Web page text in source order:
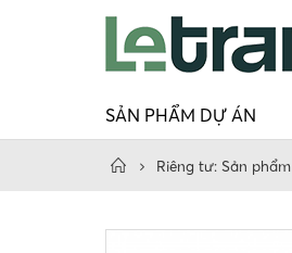
SẢN PHẨM DỰ ÁN
Riêng tư: Sản phẩm